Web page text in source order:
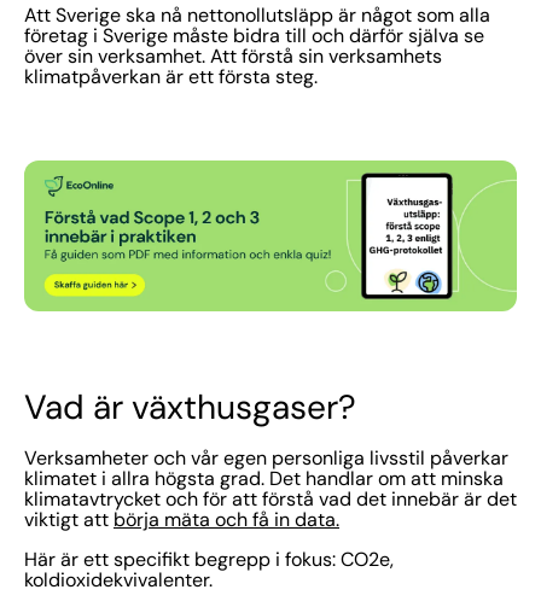
Att Sverige ska nå nettonollutsläpp är något som alla
företag i Sverige måste bidra till och därför själva se
över sin verksamhet. Att förstå sin verksamhets
klimatpåverkan är ett första steg.
Vad är växthusgaser?
Verksamheter och vår egen personliga livsstil påverkar
klimatet i allra högsta grad. Det handlar om att minska
klimatavtrycket och för att förstå vad det innebär är det
viktigt att börja mäta och få in data.
Här är ett specifikt begrepp i fokus: CO2e,
koldioxidekvivalenter.